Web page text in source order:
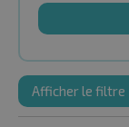
Afficher le filtre